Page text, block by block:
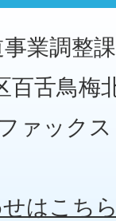
業調整課
百舌鳥梅
ァック
はこち